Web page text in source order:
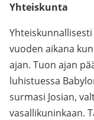
Yhteiskunta
vuoden aikana
ajan. Tuon ajan
luhistuessa
surmasi Josian,
vasallikuninkaan.